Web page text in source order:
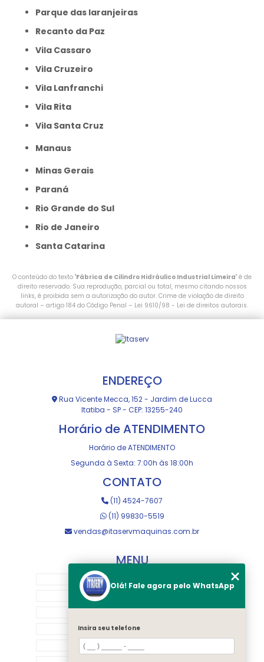
Parque das laranjeiras
Recanto da Paz
Vila Cassaro
Vila Cruzeiro
Vila Lanfranchi
Vila Rita
Vila Santa Cruz
Manaus
Minas Gerais
Paraná
Rio Grande do Sul
Rio de Janeiro
Santa Catarina
O conteúdo do texto "Fábrica de Cilindro Hidráulico Industrial Limeira" é de
direito reservado. Sua reprodução, parcial ou total, mesmo citando nossos
links, é proibida sem a autorização do autor. Crime de violação de direito
autoral – artigo 184 do Código Penal – Lei 9610/98 - Lei de direitos autorais.
ENDEREÇO
Rua Vicente Mecca, 152 - Jardim de Lucca
Itatiba - SP - CEP: 13255-240
Horário de ATENDIMENTO
Horário de ATENDIMENTO
Segunda à Sexta: 7:00h às 18:00h
CONTATO
(11) 4524-7607
(11) 99830-5519
vendas@itaservmaquinas.com.br
MENU
MANUTENÇÃO E USINAGEM
LOJA
EQUIPAMENTOS
Olá! Fale agora pelo WhatsApp
Insira seu telefone